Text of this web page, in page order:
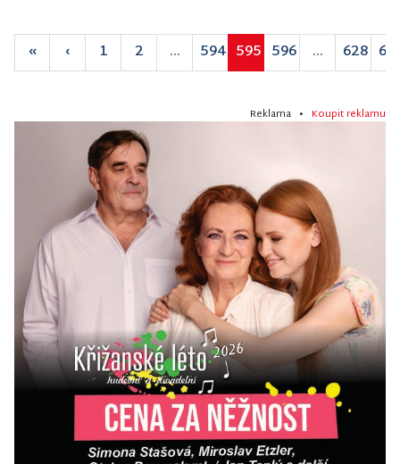
« ‹ 1 2 ... 594 595 596 ... 628
Reklama • Koupit reklamu